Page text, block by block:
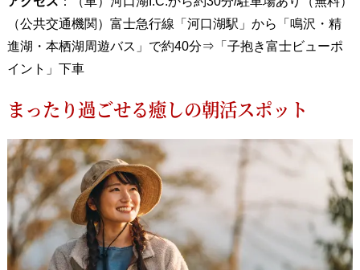
（公共交通機関）富士急行線「河口湖駅」から「鳴沢・精
進湖・本栖湖周遊バス」で約40分⇒「子抱き富士ビューポ
イント」下車
まったり過ごせる癒しの朝活スポット